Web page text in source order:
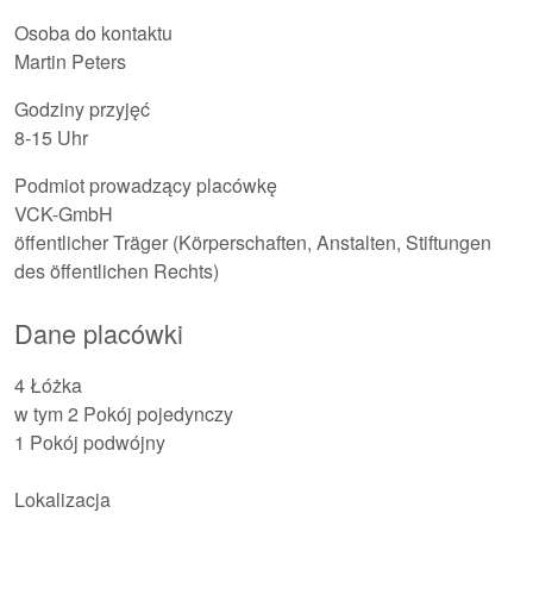
Osoba do kontaktu
Martin Peters
Godziny przyjęć
8-15 Uhr
Podmiot prowadzący placówkę
VCK-GmbH
öffentlicher Träger (Körperschaften, Anstalten, Stiftungen
des öffentlichen Rechts)
Dane placówki
4 Łóżka
w tym 2 Pokój pojedynczy
1 Pokój podwójny
Lokalizacja